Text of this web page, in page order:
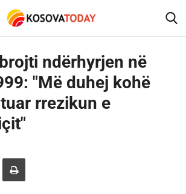
ndërhyrjen në
"Më duhej kohë
rrezikun e